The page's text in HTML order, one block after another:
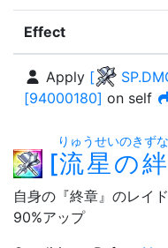
Effect
Apply [
[94000180] on self
[流星の絆
りゅうせいのきずな
自身の『終章』のレイ
90%アップ